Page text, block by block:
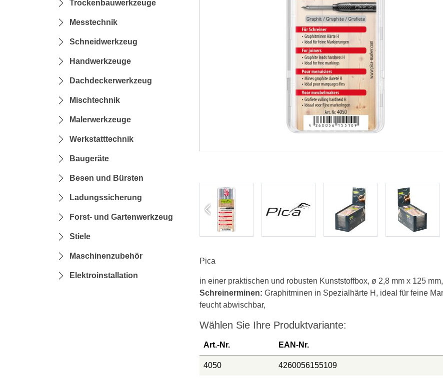
Trockenbauwerkzeuge
Messtechnik
Schneidwerkzeug
Handwerkzeuge
Dachdeckerwerkzeug
Mischtechnik
Malerwerkzeuge
Werkstatttechnik
Baugeräte
Besen und Bürsten
Ladungssicherung
Forst- und Gartenwerkzeug
Stiele
Maschinenzubehör
Elektroinstallation
Pica
in einer praktischen und robusten Kunststoffbox, ø 2,8 mm x 125
Schreinerminen: Graphitminen in Spezialhärte H, ideal für feine
feucht abwischbar,
Wählen Sie Ihre Produktvariante:
Art.-Nr. EAN-Nr.
4050 4260056155109